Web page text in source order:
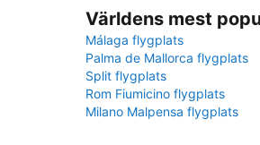
Världens mest
Málaga flygplats
Palma de Mallorca flygplats
Split flygplats
Rom Fiumicino flygplats
Milano Malpensa flygplats